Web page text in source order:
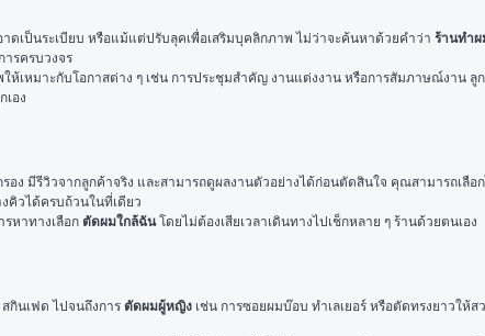
เป็นระเบียบ หรือแม้แต่ปรับลุคเพื่อเสริมบุคลิกภาพ ไม่ว่าจะค้นหาด้วยคำว่า ร้านทํา
รครบวงจร
เหมาะกับโอกาสต่าง ๆ เช่น การประชุมสำคัญ งานแต่งงาน หรือการสัมภาษณ์งาน ลู
อง
อง มีรีวิวจากลูกค้าจริง และสามารถดูผลงานตัวอย่างได้ก่อนตัดสินใจ คุณสามารถเ
คิวได้ครบถ้วนในที่เดียว
หาทางเลือก ตัดผมใกล้ฉัน โดยไม่ต้องเสียเวลาเดินทางไปเช็กหลาย ๆ ร้านด้วยตนเอง
กินเฟด ไปจนถึงการ ตัดผมผู้หญิง เช่น การซอยผมบ๊อบ ทำเลเยอร์ หรือตัดทรงยาวให้